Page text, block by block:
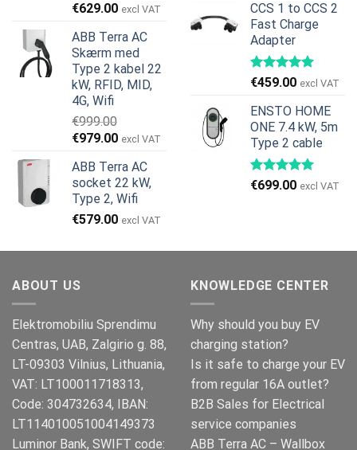
Den
pris
var:
€799.00.
€629.00Den
pris
er:
€629.00.
excl VAT
ABB Terra AC
Skærm med
Type 2 kabel 22
kW, RFID, MID,
4G, Wifi
€999.00
Den
pris
var:
€999.00.
€979.00Den
pris
er:
€979.00.
excl VAT
ABB Terra AC
socket 22 kW,
Type 2, Wifi
€579.00 excl VAT
pris
var:
€269.00.
pris
er:
CCS 1 to CCS 2
Fast Charge
Adapter
€459.00 excl VAT
ENSTO HOME
ONE 7.4 kW, 5m
Type 2 cable
€699.00 excl VAT
ABOUT US
Elektromobiliu Sprendimu
Centras, UAB, Zalgirio g. 88,
LT-09303 Vilnius, Lithuania,
VAT: LT100011718313,
Code: 304732634, IBAN:
LT114010051004149373
Luminor Bank, SWIFT code:
KNOWLEDGE CENTER
Why should you buy EV
charging station?
Is it safe to charge your EV
from regular 16A outlet?
B2B Sales for Electrical
service companies
ABB Terra AC – Wallbox